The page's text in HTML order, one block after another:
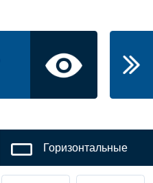
Горизонтальные